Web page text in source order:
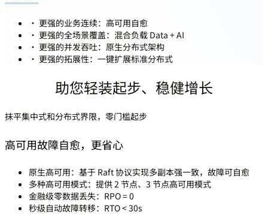
· 更强的业务连续：高可用自愈
· 更强的全场景覆盖：混合负载 Data + AI
· 更强的并发吞吐：原生分布式架构
· 更强的拓展性：一键扩展标准分布式
助您轻装起步、稳健增长
抹平集中式和分布式界限，零门槛起步
高可用故障自愈，更省心
原生高可用： 基于 Raft 协议实现多副本强一致，故障可自愈
多种高可用模式： 提供 2 节点、3 节点高可用模式
金融级零数据丢失： RPO = 0
秒级自动故障转移： RTO < 30s